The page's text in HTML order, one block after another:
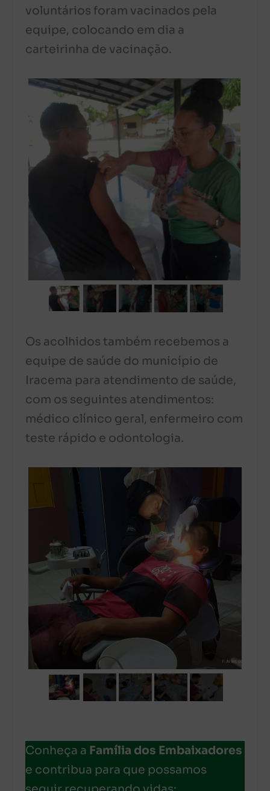
voluntários foram vacinados pela
equipe, colocando em dia a
carteirinha de vacinação.
Os acolhidos também recebemos a
equipe de saúde do município de
Iracema para atendimento de saúde,
com os seguintes atendimentos:
médico clínico geral, enfermeiro com
teste rápido e odontologia.
Conheça a Família dos Embaixadores
e contribua para que possamos